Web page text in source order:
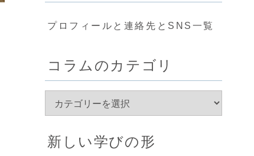
プロフィールと連絡先とSNS一覧
コラムのカテゴリ
新しい学びの形